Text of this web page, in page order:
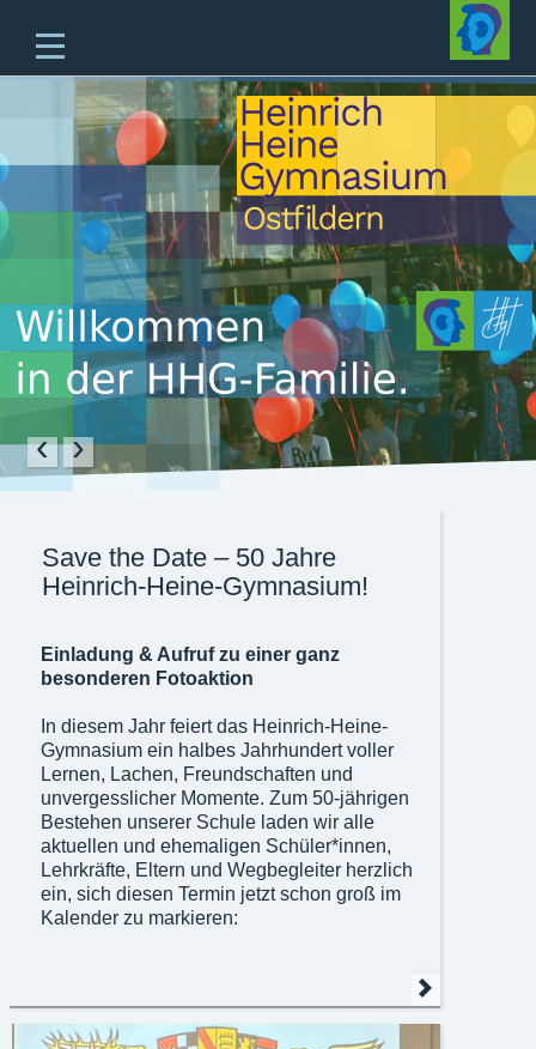
Unsere Schule
Unterricht & Angebote
Zukünftige Fünftklässler
offene Ganztagesschule
Beratung
Schulleben
Service
‹ ›
Save the Date – 50 Jahre
Heinrich-Heine-Gymnasium!
Einladung & Aufruf zu einer ganz
besonderen Fotoaktion
In diesem Jahr feiert das Heinrich-Heine-
Gymnasium ein halbes Jahrhundert voller
Lernen, Lachen, Freundschaften und
unvergesslicher Momente. Zum 50-jährigen
Bestehen unserer Schule laden wir alle
aktuellen und ehemaligen Schüler*innen,
Lehrkräfte, Eltern und Wegbegleiter herzlich
ein, sich diesen Termin jetzt schon groß im
Kalender zu markieren:
Datum: 24.07.2026 ab 15:00 Uhr